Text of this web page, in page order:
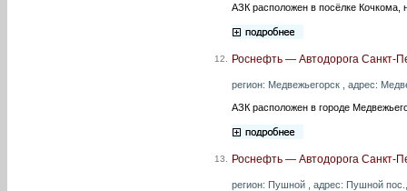
АЗК расположен в посёлке Кочкома,
12. Роснефть — Автодорога Санкт-
регион: Медвежьегорск , адрес:
АЗК расположен в городе
13. Роснефть — Автодорога Санкт-
регион: Пушной , адрес: Пушной